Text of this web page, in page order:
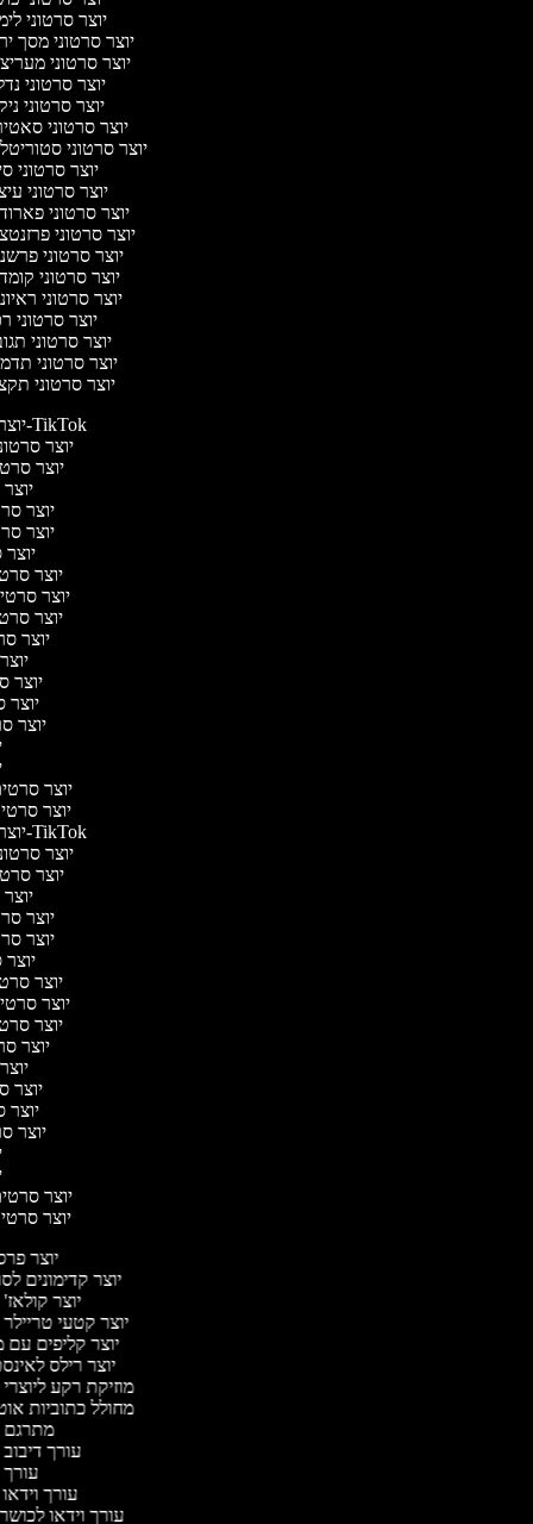
יוצר סרטוני
יוצר סרטוני מסך
יוצר סרטוני
יוצר סרטוני
יוצר סרטוני
יוצר סרטוני
יוצר סרטוני
יוצר סרטוני
יוצר סרטוני
יוצר סרטוני
יוצר סרטוני
יוצר סרטוני
יוצר סרטוני
יוצר סרטוני
יוצר סרטוני
יוצר סרטוני
יוצר סרטוני
יוצר סרטוני
יוצר סרטונים ל-TikTok
יוצר
יוצר
יוצר
יוצר
יוצר
יוצר סרטי
יוצר
יוצר
יוצר
יוצר
יוצר
יוצר
יוצר
יוצר סרטונים ל-TikTok
יוצר
יוצר
יוצר
יוצר
יוצר
יוצר סרטי
יוצר
יוצר
יוצר
יוצר
יוצר
יוצר
יוצר
יוצר
יוצר קדימונים
יוצר
יוצר קטעי
יוצר קליפים
יוצר רילס
מוזיקת רקע
מחולל כתוביות
מתרגם
עורך
עורך
עורך וידאו